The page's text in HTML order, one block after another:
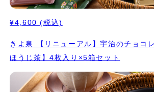
¥4,600 (税込)
きよ泉 【リニューアル】宇治のチョコ
ほうじ茶】4枚入り×5箱セット